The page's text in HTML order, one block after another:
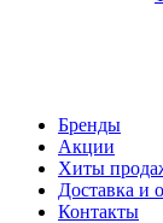
Бренды
Акции
Хиты
Доставка и
Контакты